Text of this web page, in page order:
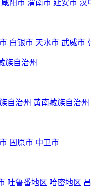
咸阳市 渭南市 延安市 汉
白银市 天水市 武威市
族自治州
自治州 黄南藏族自治州
固原市 中卫市
吐鲁番地区 哈密地区